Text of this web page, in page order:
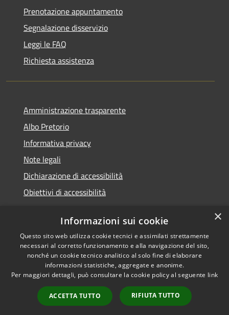
Prenotazione appuntamento
Segnalazione disservizio
Leggi le FAQ
Richiesta assistenza
Amministrazione trasparente
Albo Pretorio
Informativa privacy
Note legali
Dichiarazione di accessibilità
Obiettivi di accessibilità
RSS
Accessibilità
Cookie
Mappa del sito
Comune convenzionato
Astigov
Progetto|Convenzione|
Adesioni
•Accesso redazione
×
Informazioni sui cookie
Questo sito web utilizza cookie tecnici e assimilati strettamente
necessari al corretto funzionamento e alla navigazione del sito,
nonché un cookie tecnico analitico al solo fine di elaborare
informazioni statistiche, aggregate e anonime.
Per maggiori dettagli, può consultare la cookie policy al seguente link
ACCETTA TUTTO RIFIUTA TUTTO